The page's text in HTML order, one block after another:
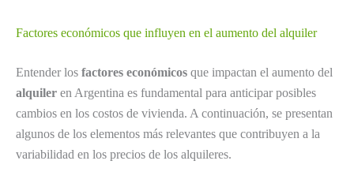
Factores económicos que influyen en el aumento del alquiler
Entender los factores económicos que impactan el aumento del
alquiler en Argentina es fundamental para anticipar posibles
cambios en los costos de vivienda. A continuación, se presentan
algunos de los elementos más relevantes que contribuyen a la
variabilidad en los precios de los alquileres.